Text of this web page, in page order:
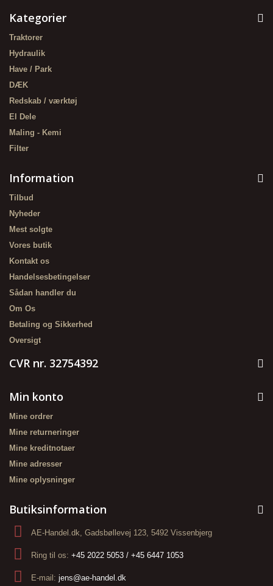
Kategorier
Traktorer
Hydraulik
Have / Park
DÆK
Redskab / værktøj
El Dele
Maling - Kemi
Filter
Information
Tilbud
Nyheder
Mest solgte
Vores butik
Kontakt os
Handelsesbetingelser
Sådan handler du
Om Os
Betaling og Sikkerhed
Oversigt
CVR nr. 32754392
Min konto
Mine ordrer
Mine returneringer
Mine kreditnotaer
Mine adresser
Mine oplysninger
Butiksinformation
AE-Handel.dk, Gadsbøllevej 123, 5492 Vissenbjerg
Ring til os: +45 2022 5053 / +45 6447 1053
E-mail: jens@ae-handel.dk